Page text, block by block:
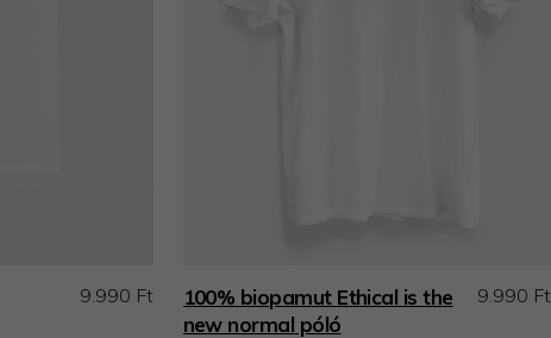
9.990 Ft
100% biopamut Ethical is the
new normal póló
9.990 Ft